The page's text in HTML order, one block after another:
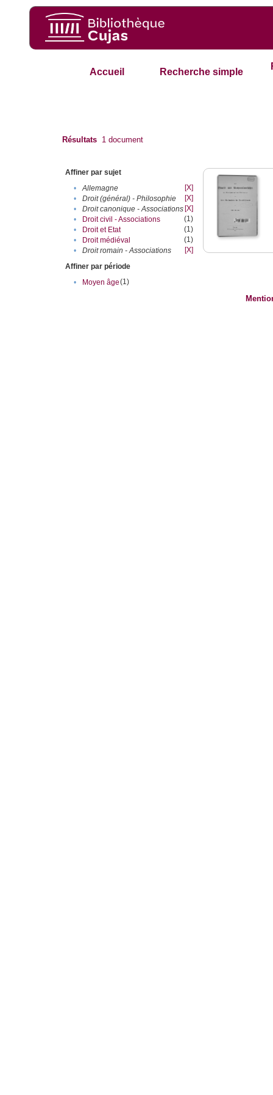
Accueil Recherche simple
Résultats 1 document
Affiner par sujet
•
Allemagne
[X]
•
Droit (général) - Philosophie
[X]
•
Droit canonique - Associations [X]
•
Droit civil - Associations
(1)
•
Droit et Etat
(1)
•
Droit médiéval
(1)
•
Droit romain - Associations
[X]
Affiner par période
•
Moyen âge(1)